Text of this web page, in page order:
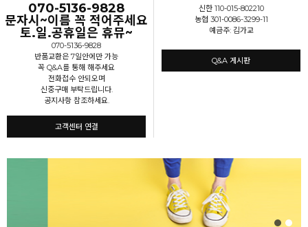
070-5136-9828
문자시~이름 꼭 적어주세요
토.일.공휴일은 휴뮤~
070-5136-9828
반품교환은 7일안에만 가능
꼭 Q&A를 통해 해주세요
전화접수 안되오며
신중구매 부탁드립니다.
공지사항 참조하세요.
고객센터 연결
신한 110-015-802210
농협 301-0086-3299-11
예금주: 김가교
Q&A 게시판